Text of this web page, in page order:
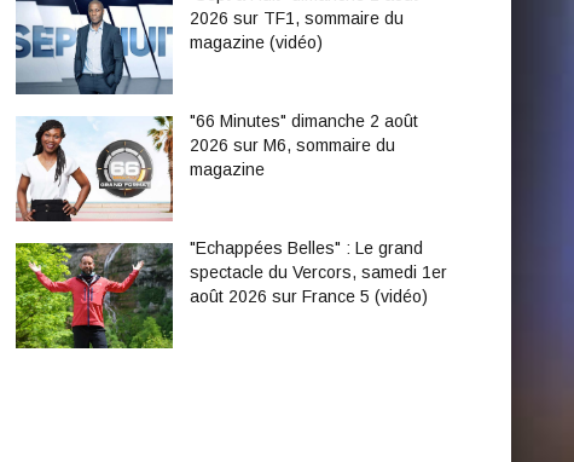
2026 sur TF1, sommaire du
magazine (vidéo)
"66 Minutes" dimanche 2 août
2026 sur M6, sommaire du
magazine
"Echappées Belles" : Le grand
spectacle du Vercors, samedi 1er
août 2026 sur France 5 (vidéo)